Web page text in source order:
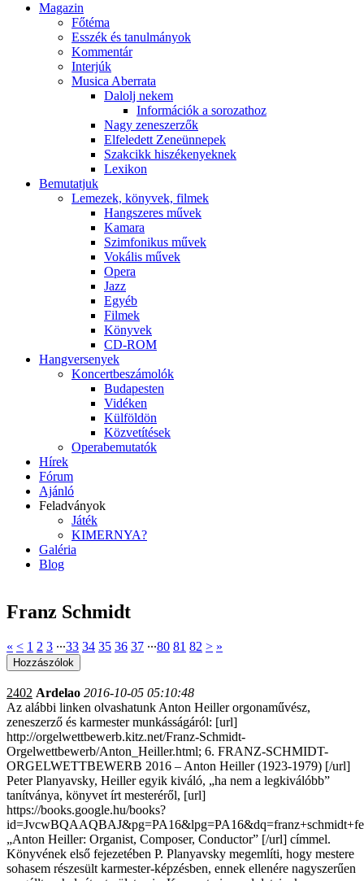
Magazin
Főtéma
Esszék és tanulmányok
Kommentár
Interjúk
Musica Aberrata
Dalolj nekem
Információk a sorozathoz
Nagy zeneszerzők
Elfeledett Zeneünnepek
Szakcikk hiszékenyeknek
Lexikon
Bemutatjuk
Lemezek, könyvek, filmek
Hangszeres művek
Kamara
Szimfonikus művek
Vokális művek
Opera
Jazz
Egyéb
Filmek
Könyvek
CD-ROM
Hangversenyek
Koncertbeszámolók
Budapesten
Vidéken
Külföldön
Közvetítések
Operabemutatók
Hírek
Fórum
Ajánló
Feladványok
Játék
KIMERNYA?
Galéria
Blog
Franz Schmidt
« < 1 2 3 ∙∙∙33 34 35 36 37 ∙∙∙80 81 82 > »
2402 Ardelao 2016-10-05 05:10:48
Az alábbi linken olvashatunk Anton Heiller orgonaművész,
zeneszerző és karmester munkásságáról: [url]
http://orgelwettbewerb.kitz.net/Franz-Schmidt-
Orgelwettbewerb/Anton_Heiller.html; 6. FRANZ-SCHMIDT-
ORGELWETTBEWERB 2016 – Anton Heiller (1923-1979) [/url]
Peter Planyavsky, Heiller egyik kiváló, „ha nem a legkiválóbb”
tanítványa, könyvet írt mesteréről, [url]
https://books.google.hu/books?
„Anton Heiller: Organist, Composer, Conductor” [/url] címmel.
Könyvének első fejezetében P. Planyavsky megemlíti, hogy mestere
sohasem részesült karmester-képzésben, ennek ellenére nagyszerűen